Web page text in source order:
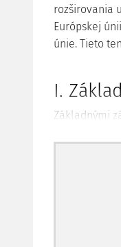
rozširovania
Európskej
únie. Tieto
I.
Základnými
jednotlivých
správne ich
právnom